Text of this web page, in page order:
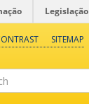
Legislação
SITEMAP